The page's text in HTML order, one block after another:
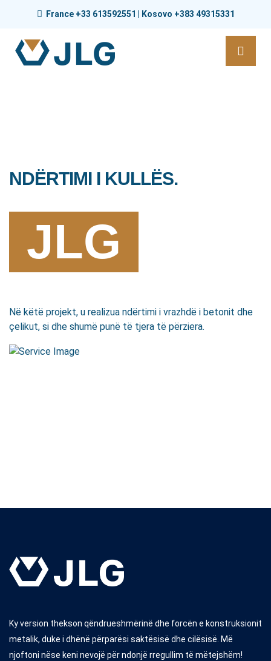
France +33 613592551 | Kosovo +383 49315331
NDËRTIMI I KULLËS.
JLG
Në këtë projekt, u realizua ndërtimi i vrazhdë i betonit dhe
çelikut, si dhe shumë punë të tjera të përziera.
Ky version thekson qëndrueshmërinë dhe forcën e konstruksionit
metalik, duke i dhënë përparësi saktësisë dhe cilësisë. Më
njoftoni nëse keni nevojë për ndonjë rregullim të mëtejshëm!